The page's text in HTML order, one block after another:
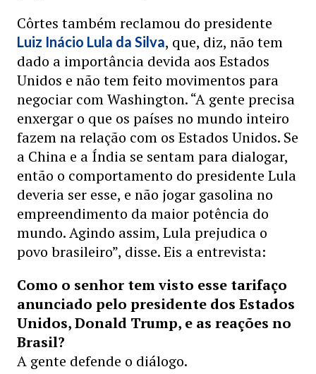
Côrtes também reclamou do presidente
Luiz Inácio Lula da Silva, que, diz, não tem
dado a importância devida aos Estados
Unidos e não tem feito movimentos para
negociar com Washington. “A gente precisa
enxergar o que os países no mundo inteiro
fazem na relação com os Estados Unidos. Se
a China e a Índia se sentam para dialogar,
então o comportamento do presidente Lula
deveria ser esse, e não jogar gasolina no
empreendimento da maior potência do
mundo. Agindo assim, Lula prejudica o
povo brasileiro”, disse. Eis a entrevista:
Como o senhor tem visto esse tarifaço
anunciado pelo presidente dos Estados
Unidos, Donald Trump, e as reações no
Brasil?
A gente defende o diálogo.